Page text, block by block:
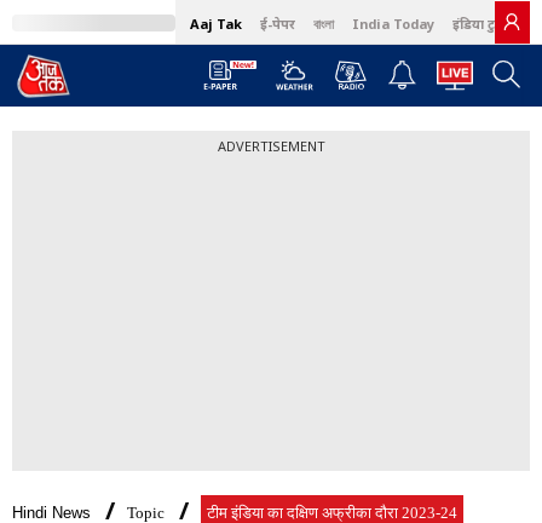
Aaj Tak ई-पेपर বাংলা India Today इंडिया टुडे हिंदी
ADVERTISEMENT
Hindi News Topic टीम इंडिया का दक्ष‍िण अफ्रीका दौरा 2023-24